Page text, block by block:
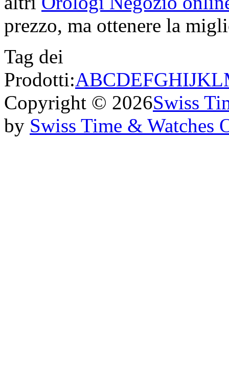
prezzo, ma ottenere la
Tag dei
Prodotti:ABCDEFGHIJKL
Copyright © 2026Swiss
by Swiss Time & Watches